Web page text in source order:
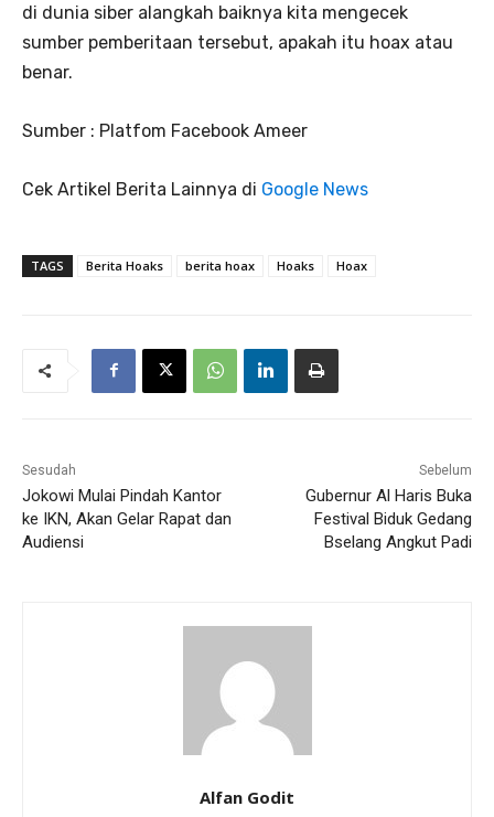
di dunia siber alangkah baiknya kita mengecek
sumber pemberitaan tersebut, apakah itu hoax atau
benar.
Sumber : Platfom Facebook Ameer
Cek Artikel Berita Lainnya di Google News
TAGS Berita Hoaks berita hoax Hoaks Hoax
Sesudah
Jokowi Mulai Pindah Kantor
ke IKN, Akan Gelar Rapat dan
Audiensi
Sebelum
Gubernur Al Haris Buka
Festival Biduk Gedang
Bselang Angkut Padi
Alfan Godit